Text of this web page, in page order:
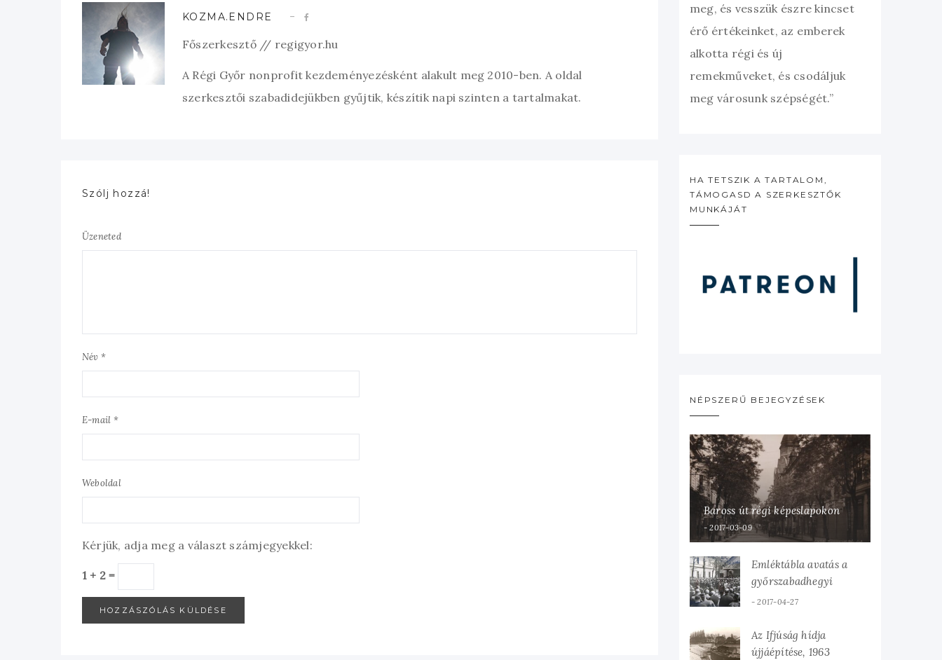
KOZMA.ENDRE
Főszerkesztő // regigyor.hu
A Régi Győr nonprofit kezdeményezésként alakult meg 2010-ben. A oldal
szerkesztői szabadidejükben gyűjtik, készítik napi szinten a tartalmakat.
Szólj hozzá!
Üzeneted
Név *
E-mail *
Weboldal
Kérjük, adja meg a választ számjegyekkel:
1 + 2 =
meg, és vesszük észre kincset
érő értékeinket, az emberek
alkotta régi és új
remekműveket, és csodáljuk
meg városunk szépségét.”
HA TETSZIK A TARTALOM,
TÁMOGASD A SZERKESZTŐK
MUNKÁJÁT
NÉPSZERŰ BEJEGYZÉSEK
Baross út régi képeslapokon
2017-03-09
Emléktábla avatás a
győrszabadhegyi
tüzérlaktanyában, 1935
2017-04-27
Az Ifjúság hídja
újjáépítése, 1963